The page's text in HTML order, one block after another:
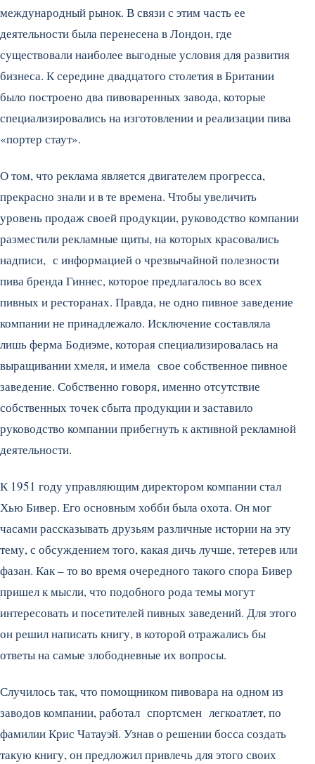
международный рынок. В связи с этим часть ее
деятельности была перенесена в Лондон, где
существовали наиболее выгодные условия для развития
бизнеса. К середине двадцатого столетия в Британии
было построено два пивоваренных завода, которые
специализировались на изготовлении и реализации пива
«портер стаут».
О том, что реклама является двигателем прогресса,
прекрасно знали и в те времена. Чтобы увеличить
уровень продаж своей продукции, руководство компании
разместили рекламные щиты, на которых красовались
надписи, с информацией о чрезвычайной полезности
пива бренда Гиннес, которое предлагалось во всех
пивных и ресторанах. Правда, не одно пивное заведение
компании не принадлежало. Исключение составляла
лишь ферма Бодиэме, которая специализировалась на
выращивании хмеля, и имела свое собственное пивное
заведение. Собственно говоря, именно отсутствие
собственных точек сбыта продукции и заставило
руководство компании прибегнуть к активной рекламной
деятельности.
К 1951 году управляющим директором компании стал
Хью Бивер. Его основным хобби была охота. Он мог
часами рассказывать друзьям различные истории на эту
тему, с обсуждением того, какая дичь лучше, тетерев или
фазан. Как – то во время очередного такого спора Бивер
пришел к мысли, что подобного рода темы могут
интересовать и посетителей пивных заведений. Для этого
он решил написать книгу, в которой отражались бы
ответы на самые злободневные их вопросы.
Случилось так, что помощником пивовара на одном из
заводов компании, работал спортсмен легкоатлет, по
фамилии Крис Чатауэй. Узнав о решении босса создать
такую книгу, он предложил привлечь для этого своих